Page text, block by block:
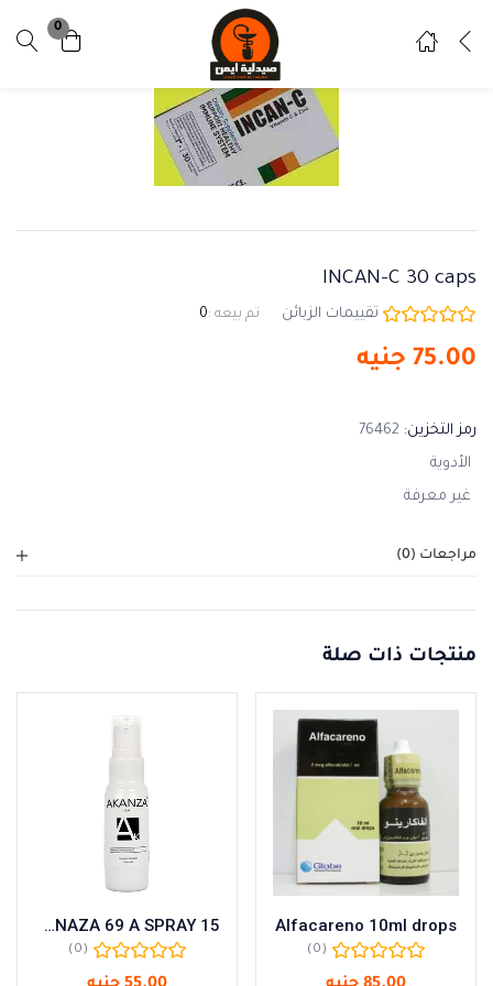
0
تسجيل دخول تسجيل
ادخل اسم المستخدم وكلمة المرور للدخول.
INCAN-C 30 caps
تقييمات الزبائن تم بيعه :0
75.00 جنيه
رمز التخزين: 76462
الأدوية
غير معرفة
مراجعات (0)
منتجات ذات صلة
Alfacareno 10ml drops
(0)
AKANAZA 69 A SPRAY 15
(0)